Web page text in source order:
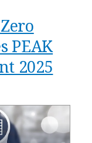
PEAK
2025